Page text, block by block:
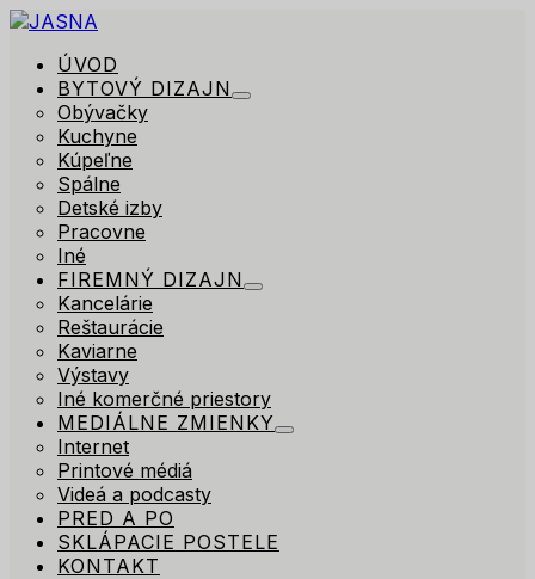
ÚVOD
BYTOVÝ DIZAJN
Obývačky
Kuchyne
Kúpeľne
Spálne
Detské izby
Pracovne
Iné
FIREMNÝ DIZAJN
Kancelárie
Reštaurácie
Kaviarne
Výstavy
Iné komerčné priestory
MEDIÁLNE ZMIENKY
Internet
Printové médiá
Videá a podcasty
PRED A PO
SKLÁPACIE POSTELE
KONTAKT